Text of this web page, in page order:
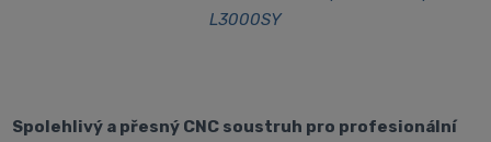
Spolehlivý a přesný CNC soustruh pro profesionální